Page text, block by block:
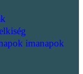
imanapok